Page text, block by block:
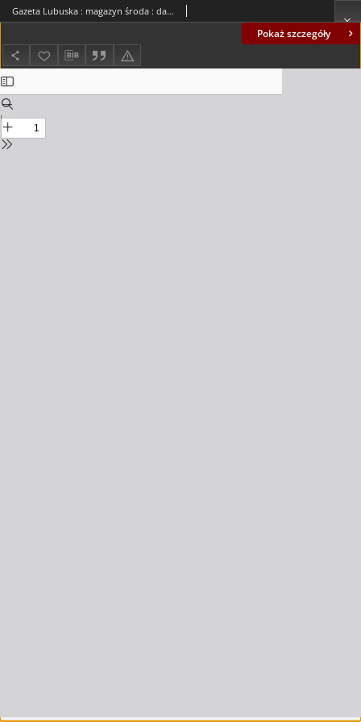
Pokaż szczegóły
Gazeta Lubuska : magazyn środa : dawniej Zielonogórska-Gorzowska R. XLII [właśc. XLIII], nr 9 (12 stycznia 1994). - Wyd. 1